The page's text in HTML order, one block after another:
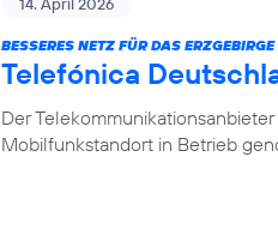
BESSERES NETZ FÜR DAS ERZGEBIRGE
Telefónica
Der
Mobilfunkstandort in Betrieb